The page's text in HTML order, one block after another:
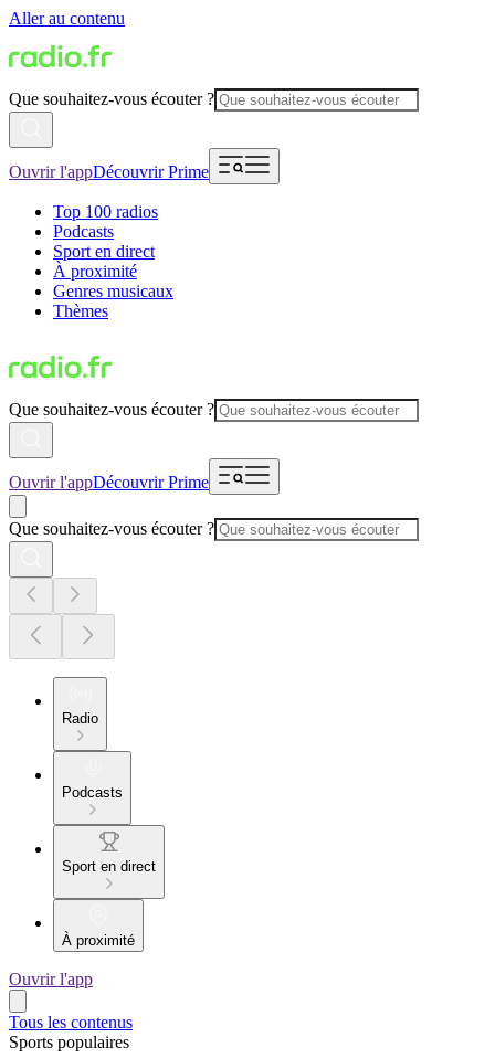
Aller au contenu
Que souhaitez-vous écouter ?
Ouvrir l'appDécouvrir Prime
Top 100 radios
Podcasts
Sport en direct
À proximité
Genres musicaux
Thèmes
Que souhaitez-vous écouter ?
Ouvrir l'appDécouvrir Prime
Que souhaitez-vous écouter ?
Radio
Podcasts
Sport en direct
À proximité
Ouvrir l'app
Tous les contenus
Sports populaires